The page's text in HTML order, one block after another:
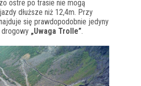
ostre po trasie nie mogą
dłuższe niż 12,4m. Przy
się prawdopodobnie jedyny
drogowy „Uwaga Trolle”.